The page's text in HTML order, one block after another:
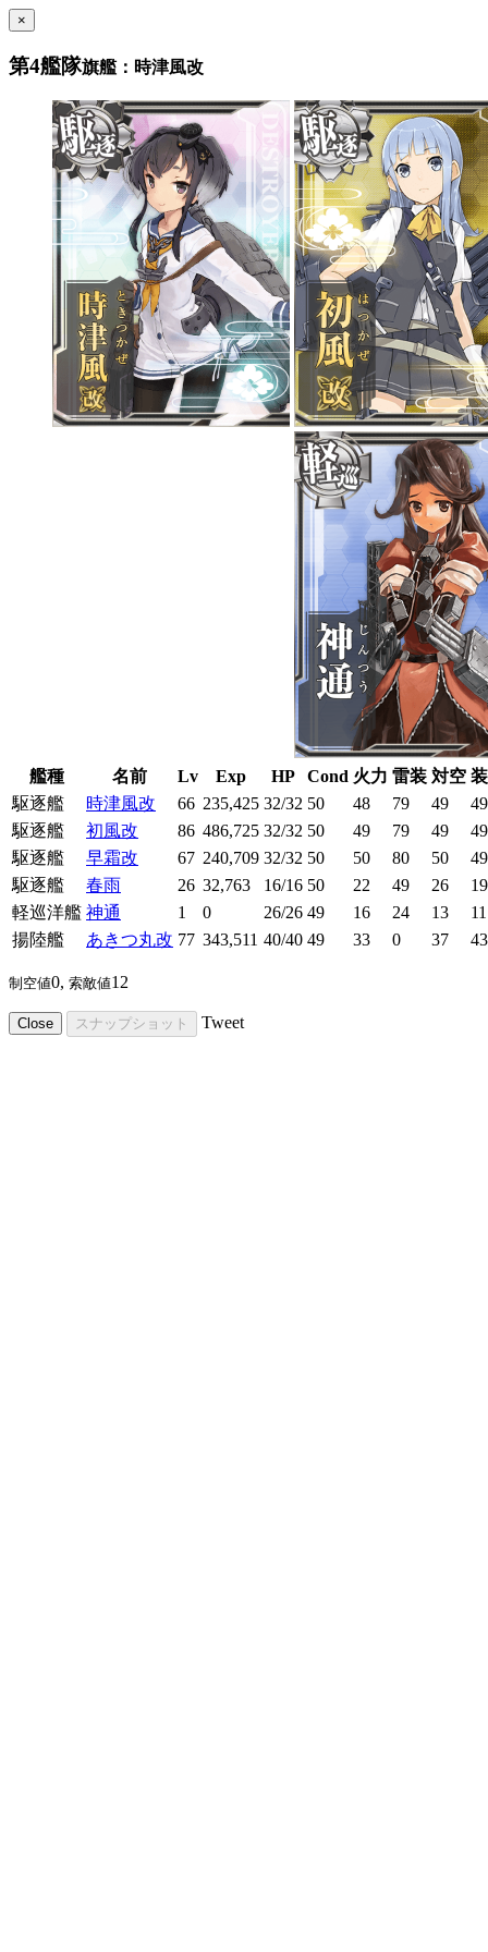
×
第4艦隊旗艦：時津風改
艦種 名前 Lv Exp HP Cond 火力 雷装 対空
駆逐艦
時津風改 66 235,425 32/32 50 48 79 49
49
駆逐艦
初風改 86 486,725 32/32 50 49 79 49
49
駆逐艦
早霜改 67 240,709 32/32 50 50 80 50
49
駆逐艦
春雨 26 32,763 16/16 50 22 49 26
19
軽巡洋艦 神通 1 0 26/26 49 16 24 13
11
揚陸艦
あきつ丸改 77 343,511 40/40 49 33 0 37 43
制空値0, 索敵値12
Close スナップショット Tweet